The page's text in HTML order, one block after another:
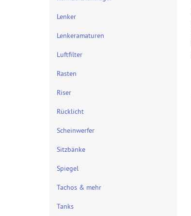
Lenker
Lenkeramaturen
Luftfilter
Rasten
Riser
Rücklicht
Scheinwerfer
Sitzbänke
Spiegel
Tachos & mehr
Tanks